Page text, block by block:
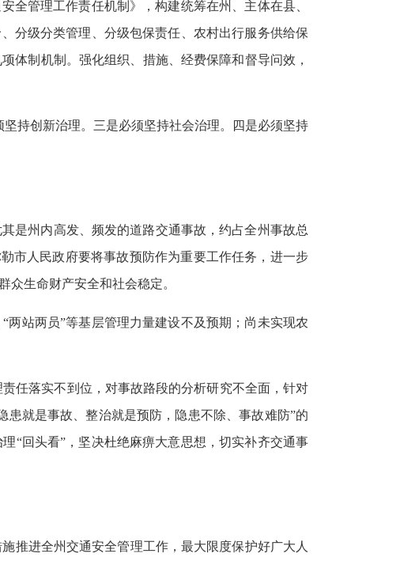
全管理工作责任机制》，构建统筹在州、主体在县、
分级分类管理、分级包保责任、农村出行服务供给保
体制机制。强化组织、措施、经费保障和督导问效，
持创新治理。三是必须坚持社会治理。四是必须坚持
是州内高发、频发的道路交通事故，约占全州事故总
市人民政府要将事故预防作为重要工作任务，进一步
众生命财产安全和社会稳定。
两站两员”等基层管理力量建设不及预期；尚未实现农
任落实不到位，对事故路段的分析研究不全面，针对
就是事故、整治就是预防，隐患不除、事故难防”的
“回头看”，坚决杜绝麻痹大意思想，切实补齐交通事
推进全州交通安全管理工作，最大限度保护好广大人